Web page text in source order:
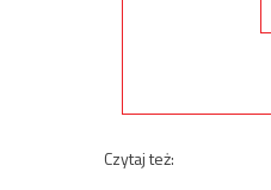
Czytaj też: